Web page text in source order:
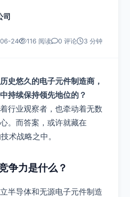
司
24 116 阅读 0 评论 3 分钟
史悠久的电子元件制造商，
持续保持领先地位的？
行业观察者，也牵动着无数
。而答案，或许就藏在
术战略之中。
争力是什么？
半导体和无源电子元件制造